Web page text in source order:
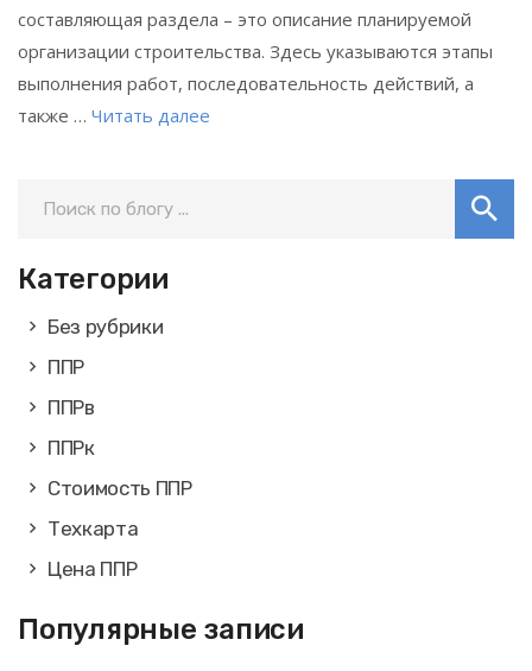
составляющая раздела – это описание планируемой
организации строительства. Здесь указываются этапы
выполнения работ, последовательность действий, а
также … Читать далее
Категории
Без рубрики
ППР
ППРв
ППРк
Стоимость ППР
Техкарта
Цена ППР
Популярные записи